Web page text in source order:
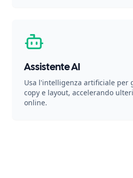
Assistente AI
Usa l'intelligenza artificiale per
copy e layout, accelerando
online.